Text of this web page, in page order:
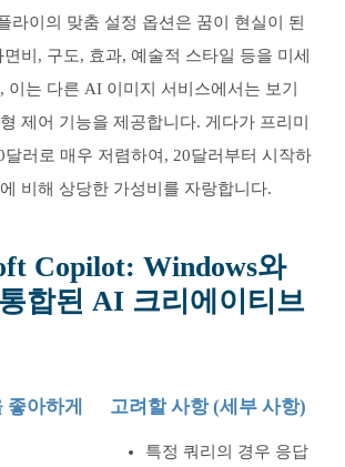
라이의 맞춤 설정 옵션은 꿈이 현실이 된
비, 구도, 효과, 예술적 스타일 등을 미세
이는 다른 AI 이미지 서비스에서는 보기
제어 기능을 제공합니다. 게다가 프리미
달러로 매우 저렴하여, 20달러부터 시작하
비해 상당한 가성비를 자랑합니다.
Copilot: Windows와
합된 AI 크리에이티브
아하게
고려할 사항 (세부 사항)
특정 쿼리의 경우 응답